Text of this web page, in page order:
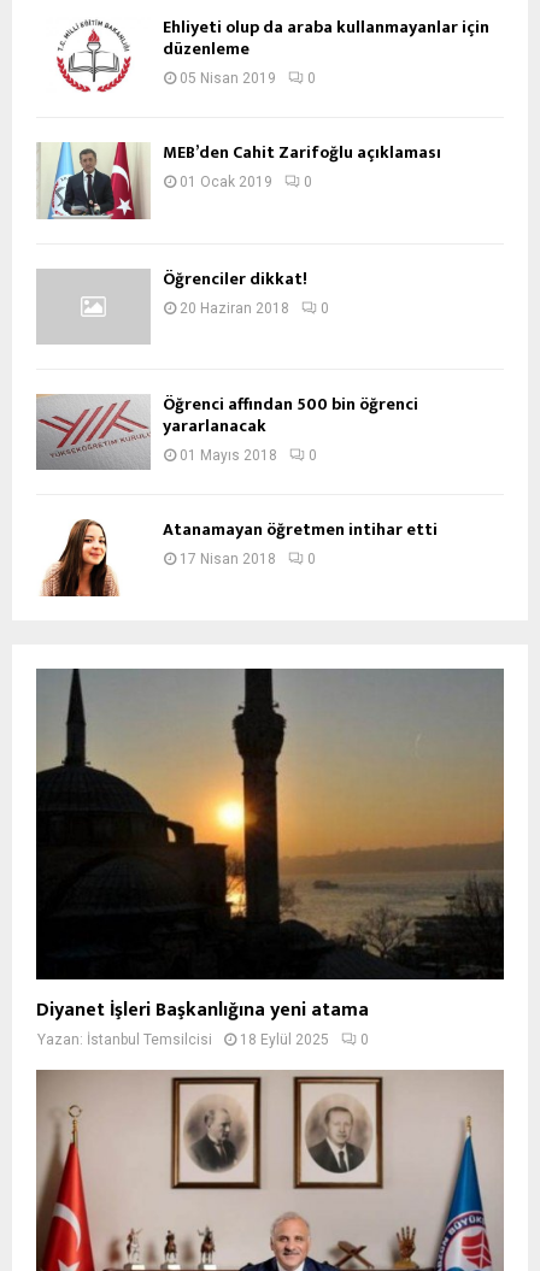
Ehliyeti olup da araba kullanmayanlar için
düzenleme
05 Nisan 2019 0
MEB’den Cahit Zarifoğlu açıklaması
01 Ocak 2019 0
Öğrenciler dikkat!
20 Haziran 2018 0
Öğrenci affından 500 bin öğrenci
yararlanacak
01 Mayıs 2018 0
Atanamayan öğretmen intihar etti
17 Nisan 2018 0
Diyanet İşleri Başkanlığına yeni atama
Yazan: İstanbul Temsilcisi 18 Eylül 2025 0